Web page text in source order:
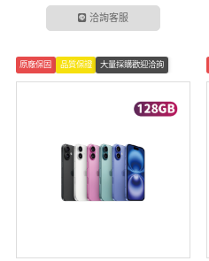
洽詢客服
原廠保固 品質保證 大量採購歡迎洽詢